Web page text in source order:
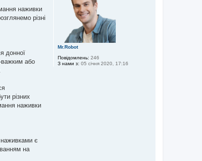
Mr.Robot
Повідомлень: 246
З нами з: 05 січня 2020, 17:16
наживки
різні
донної
важким або
різних
наживки
є
на